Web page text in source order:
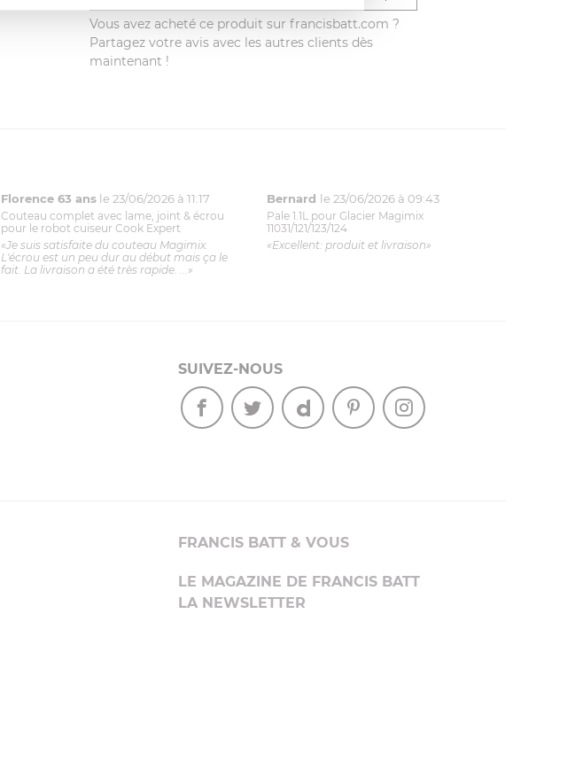
Vous avez acheté ce produit sur francisbatt.com ?
Partagez votre avis avec les autres clients dès
maintenant !
Florence 63 ans le 23/06/2026 à 11:17
Couteau complet avec lame, joint & écrou
pour le robot cuiseur Cook Expert
«Je suis satisfaite du couteau Magimix.
L'écrou est un peu dur au début mais ça le
fait. La livraison a été très rapide. ...»
Bernard le 23/06/2026 à 09:43
Pale 1.1L pour Glacier Magimix
11031/121/123/124
«Excellent: produit et livraison»
SUIVEZ-NOUS
FRANCIS BATT & VOUS
LE MAGAZINE DE FRANCIS BATT
LA NEWSLETTER